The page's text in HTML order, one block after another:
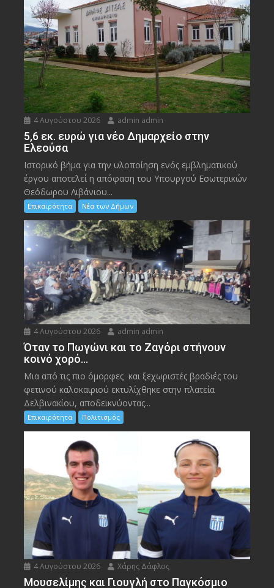
4 Αυγούστου 2026 admin admin
5,6 εκ. ευρώ για νέο Δημαρχείο στην
Ελεούσα
Ιστορικό βήμα για την υλοποίηση ενός εμβληματικού
έργου αποτελεί η απόφαση του Υπουργού Εσωτερικών
Θεόδωρου Λιβάνιου...
Επικαιρότητα Νέα των Δήμων
4 Αυγούστου 2026 admin admin
Όταν το Πωγώνι και το Ζαγόρι στήνουν
κοινό χορό…
Μια από τις πιο όμορφες και ξεχωριστές βραδιές του
φετινού καλοκαιριού εκτυλίχθηκε στην πλατεία
Δελβινακίου, αποδεικνύοντας...
Επικαιρότητα Πολιτισμός
4 Αυγούστου 2026 Χάρης Δάφλος
Μουσελίμης και Γιουγλή στο Παγκόσμιο